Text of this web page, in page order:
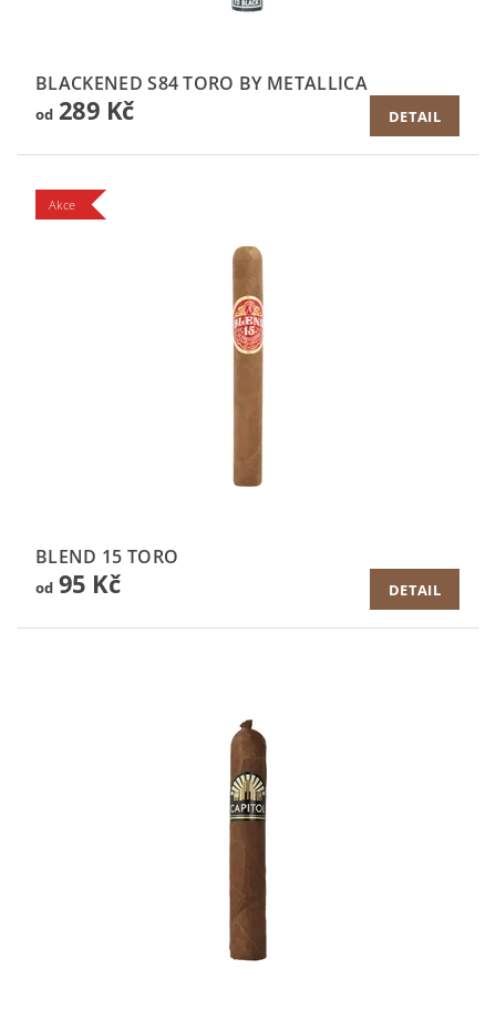
BLACKENED S84 TORO BY METALLICA
od289 Kč DETAIL
Akce
BLEND 15 TORO
od95 Kč DETAIL